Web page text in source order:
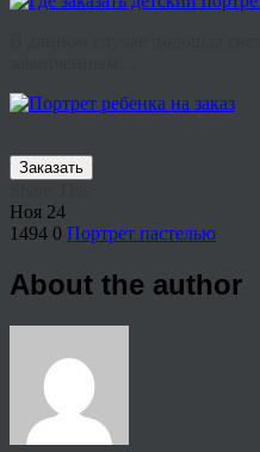
Заказать
Ноя 24
1494 0 Портрет пастелью
About the author